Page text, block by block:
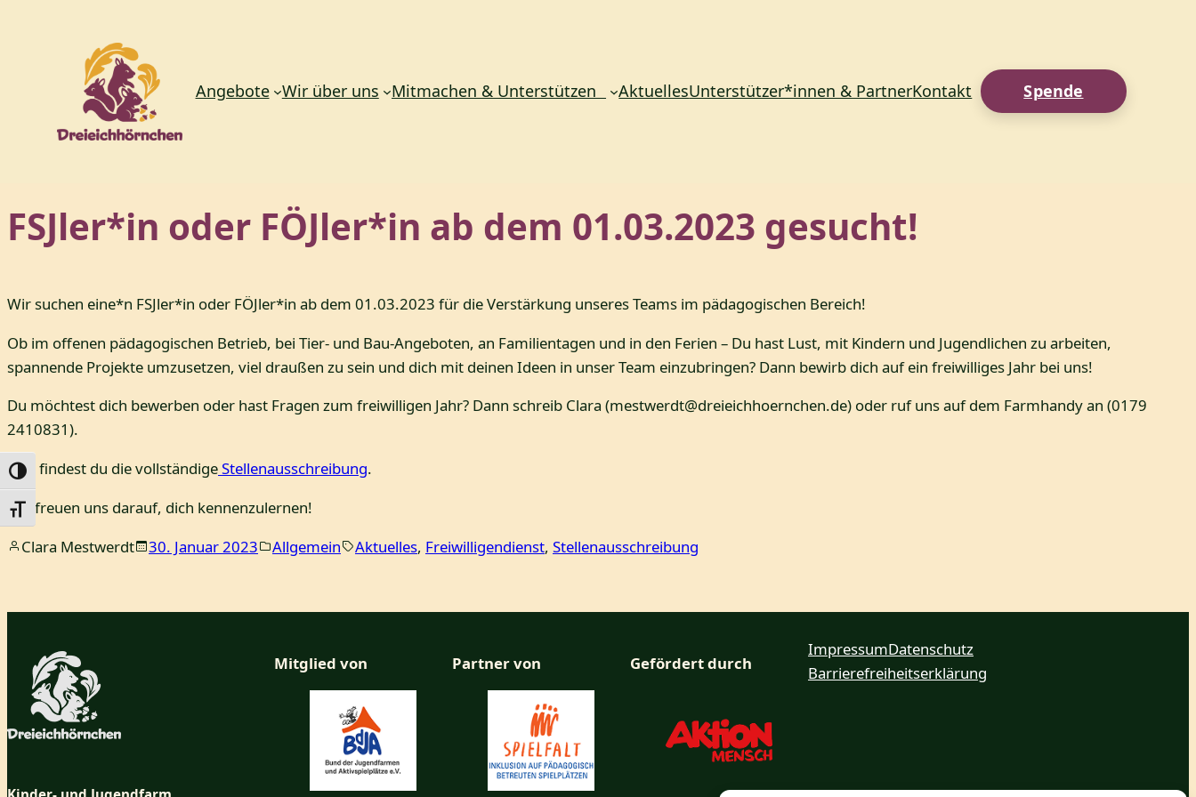
Umschalten auf hohe Kontraste
Schrift vergrößern
Inhalt
springen
Angebote Wir über uns Mitmachen & Unterstützen AktuellesUnterstützer*innen & PartnerKontakt Spende
FSJler*in oder FÖJler*in ab dem 01.03.2023 gesucht!
Wir suchen eine*n FSJler*in oder FÖJler*in ab dem 01.03.2023 für die Verstärkung unseres Teams im pädagogischen Bereich!
Ob im offenen pädagogischen Betrieb, bei Tier- und Bau-Angeboten, an Familientagen und in den Ferien – Du hast Lust, mit Kindern und Jugendlichen zu arbeiten,
spannende Projekte umzusetzen, viel draußen zu sein und dich mit deinen Ideen in unser Team einzubringen? Dann bewirb dich auf ein freiwilliges Jahr bei uns!
Du möchtest dich bewerben oder hast Fragen zum freiwilligen Jahr? Dann schreib Clara (mestwerdt@dreieichhoernchen.de) oder ruf uns auf dem Farmhandy an (0179
2410831).
Hier findest du die vollständigeStellenausschreibung.
Wir freuen uns darauf, dich kennenzulernen!
Clara Mestwerdt
30. Januar 2023 Allgemein Aktuelles, Freiwilligendienst, Stellenausschreibung
Mitglied von Partner von Gefördert durch
ImpressumDatenschutz
Barrierefreiheitserklärung